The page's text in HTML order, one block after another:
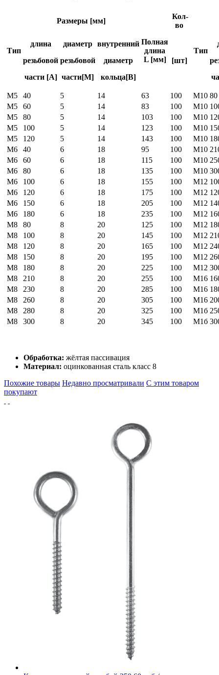
Тип
Размеры [мм]
Полная
длина
L [мм]
Кол-
во
длина
резьбовой
части [A]
диаметр
резьбовой
части[M]
внутренний
диаметр
кольца[B]
[шт]
М5 40 5 14 63
100
М5
60 5 14 83
100
М5
80 5 14 103
100
М5
100 5 14 123
100
М5
120 5 14 143
100
М6
40 6 18 95
100
М6
60 6 18 115
100
М6
80 6 18 135
100
М6
100 6 18 155
100
М6
120 6 18 175
100
М6
150 6 18 205
100
М6
180 6 18 235
100
М8
80 8 20 125
100
М8
100 8 20 145
100
М8
120 8 20 165
100
М8
150 8 20 195
100
М8
180 8 20 225
100
М8
210 8 20 255
100
М8
230 8 20 285
100
М8
260 8 20 305
100
М8
280 8 20 325
100
М8
300 8 20 345 100
Тип
M10 80
M10
M10
M10
M10
M10
M10
M10
М12
М12
М12
М12
М12
М12
М12
М12
М12
М16
М16
М16
М1б
М1б
Обработка: жёлтая пассивация
Материал: оцинкованная сталь класс 8
Похожие товары Недавно просматривали С этим товаром
покупают